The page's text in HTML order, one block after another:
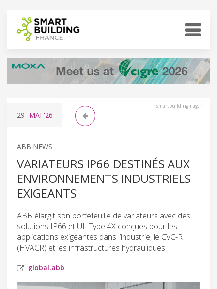
smartbuildingmag.fr
29 MAI '26
ABB NEWS
VARIATEURS IP66 DESTINÉS AUX
ENVIRONNEMENTS INDUSTRIELS
EXIGEANTS
ABB élargit son portefeuille de variateurs avec des
solutions IP66 et UL Type 4X conçues pour les
applications exigeantes dans l’industrie, le CVC-R
(HVACR) et les infrastructures hydrauliques.
global.abb